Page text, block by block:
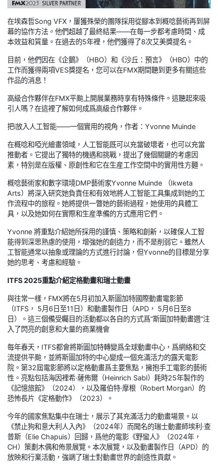
在埃森哲Song VFX，屢獲殊榮的團隊採用從腳本到概唸藝術再到屏
幕的協作方法。他們超越了最終結果——在每一步都考慮時間、成
本效益和質量。在過去的5年裡，他們獲得了8次艾美獎提名。
目前，他們因在《企鵝》（HBO）和《沙丘：預言》（HBO）中的
工作而獲得兩項VES獎提名，您可以在FMX期間聽到更多有關這些
作品的消息！
高級合作夥伴在FMX平颱上開展業務時享有特殊條件。這聽起來吸
引人嗎？在這裡了解如何成爲高級合作夥伴。
把i放入人工智能——一個實用的視角，作者：Yvonne Muinde
在概唸和啞光繪畫領域，人工智能既可以充當破壞者，也可以充當
推動者。它提出了獨特的機遇和挑戰，提出了幾個關鍵的考慮因
素，特別是在版權、原創性和它在生産工作空間中的實用性方麵。
概唸藝術家和數字環境DMP藝術家Yvonne Muinde （Ikweta
Arts）將深入研究她負責任和有效地將人工智能工具集成到她的工
作流程中的旅程。她將提供一瞥她的藝術過程，她使用的具體工
具，以及她如何在實際和生産準備的方式應用它們。
Yvonne 將重點介紹她所採用的謹慎、策略和創新，以確保人工智
能得到深思熟慮的使用，增強她的創造力，而不是削弱它。雖然人
工智能通常以抽象或理論的方式進行討論，但Yvonne的目標是分享
她的思考、考慮和經驗。
ITFS 2025重點介紹定格動畫和瑞士動畫
與往常一樣，FMX將在5月初加入斯圖加特國際動畫電影節
（ITFS， 5月6日至11日）和動畫製作日（APD， 5月6日至8
日）。這三個備受矚目的活動都以各自的方式爲“斯圖加特動畫週”注
入了閃亮的創意和大量的商業機會
每年春天，ITFS都會將斯圖加特轉變爲全球動畫中心，爲網絡和交
流提供平颱，並將斯圖加特的中心變成一個充滿活力的露天電影
院。第32屆電影節將以定格動畫爲主要焦點，擁抱手工電影的藝術
性。亮點包括海因裡希·薩佈爾（Heinrich Sabl）耗時25年製作的
《記憶旅館》（2024），以及羅伯特·摩根（Robert Morgan）的
恐怖長片《定格動作》（2023）。
今年的國家焦點集中在瑞士，展示了其充滿活力的動畫場景。以
《禁止狗和意大利人入內》（2024年）而聞名的瑞士動畫師埃利·查
普斯（Elie Chapuis）回歸，爲他的電影《野蠻人》（2024年，
CH）策劃木偶和佈景展覽。本次展覽，以及動畫製作日（APD）的
放映和行業活動，強調了瑞士對動畫世界的創造性貢獻。